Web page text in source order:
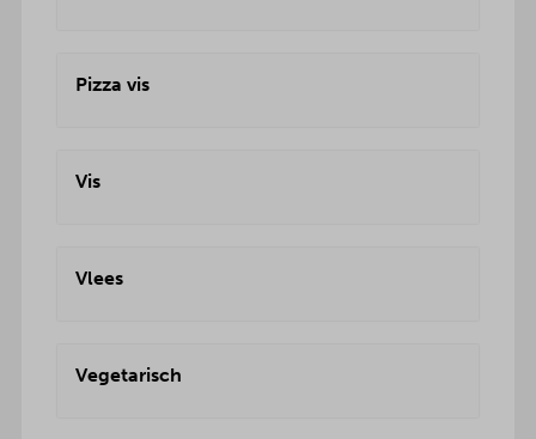
Pizza vis
Vis
Vlees
Vegetarisch